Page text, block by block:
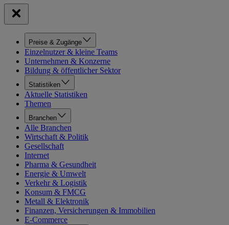
Preise & Zugänge
Einzelnutzer & kleine Teams
Unternehmen & Konzerne
Bildung & öffentlicher Sektor
Statistiken
Aktuelle Statistiken
Themen
Branchen
Alle Branchen
Wirtschaft & Politik
Gesellschaft
Internet
Pharma & Gesundheit
Energie & Umwelt
Verkehr & Logistik
Konsum & FMCG
Metall & Elektronik
Finanzen, Versicherungen & Immobilien
E-Commerce